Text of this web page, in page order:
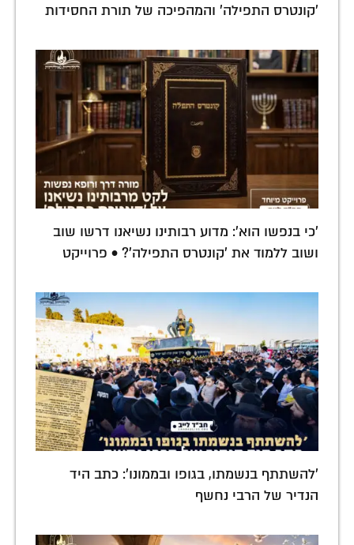
'קונטרס התפילה' והמהפיכה של תורת החסידות
'כי בנפשו הוא': מדוע רבותינו נשיאנו דרשו שוב
ושוב ללמוד את 'קונטרס התפילה'? • פרוייקט
'להשתתף בנשמתו, בגופו ובממונו': כתב היד
הנדיר של הרבי נחשף